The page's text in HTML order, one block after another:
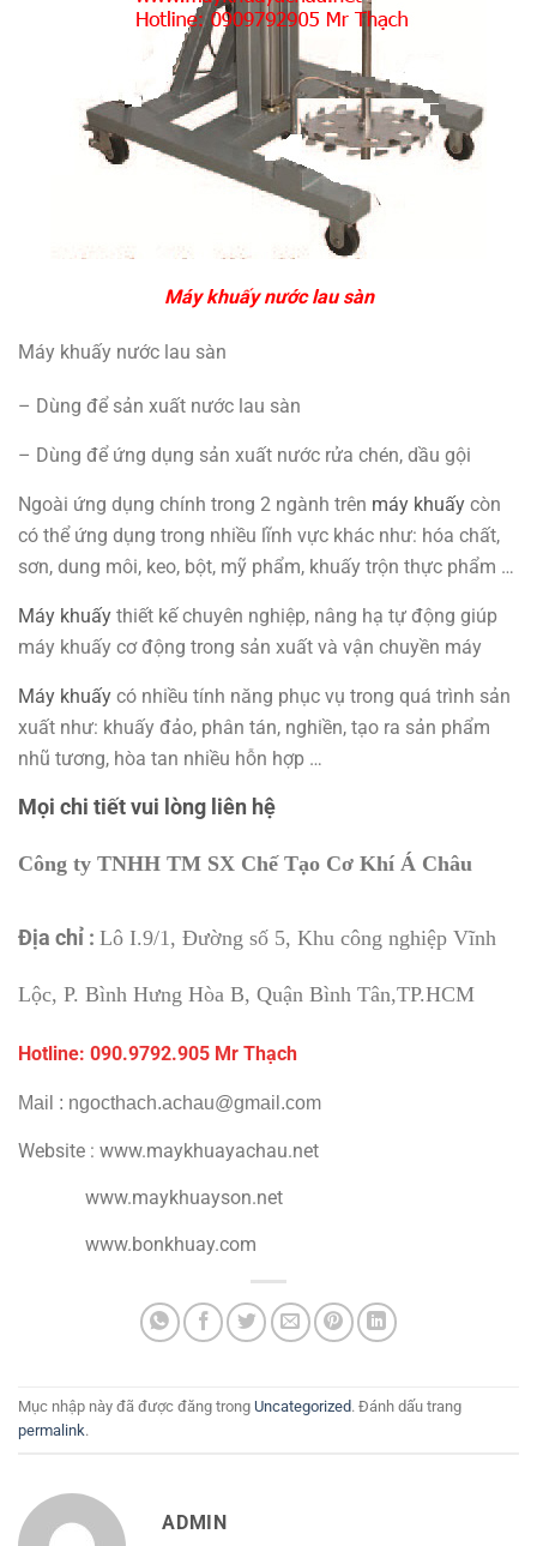
Máy khuấy nước lau sàn
Máy khuấy nước lau sàn
– Dùng để sản xuất nước lau sàn
– Dùng để ứng dụng sản xuất nước rửa chén, dầu gội
Ngoài ứng dụng chính trong 2 ngành trên máy khuấy còn
có thể ứng dụng trong nhiều lĩnh vực khác như: hóa chất,
sơn, dung môi, keo, bột, mỹ phẩm, khuấy trộn thực phẩm …
Máy khuấy thiết kế chuyên nghiệp, nâng hạ tự động giúp
máy khuấy cơ động trong sản xuất và vận chuyền máy
Máy khuấy có nhiều tính năng phục vụ trong quá trình sản
xuất như: khuấy đảo, phân tán, nghiền, tạo ra sản phẩm
nhũ tương, hòa tan nhiều hỗn hợp …
Mọi chi tiết vui lòng liên hệ
Công ty TNHH TM SX Chế Tạo Cơ Khí Á Châu
Địa chỉ : Lô I.9/1, Đường số 5, Khu công nghiệp Vĩnh
Lộc, P. Bình Hưng Hòa B, Quận Bình Tân,TP.HCM
Hotline: 090.9792.905 Mr Thạch
Mail : ngocthach.achau@gmail.com
Website : www.maykhuayachau.net
www.maykhuayson.net
www.bonkhuay.com
Mục nhập này đã được đăng trong Uncategorized. Đánh dấu trang
permalink.
ADMIN